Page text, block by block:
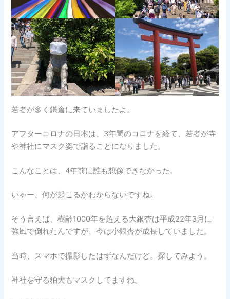
若者が多く鎌倉に来ていましたよ。
アフターコロナの日本は、3年間のコロナを経て、若者が寺
や神社にマスク姿で詣ることになりました。
こんなことは、4年前に誰も想像できなかった。
いゃー、何が起こるかわからないですね。
そう言えば、樹齢1000年を超える大銀杏は平成22年3月に
強風で倒れたんですが、今は小銀杏が成長していました。
当時、スマホで撮影したはずなんだけど。探してみよう。
神社を守る狛犬もマスクしてますね。